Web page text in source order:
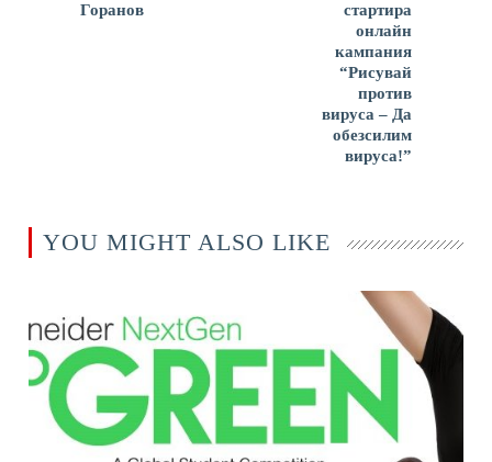
Горанов
стартира
онлайн
кампания
“Рисувай
против
вируса – Да
обезсилим
вируса!”
YOU MIGHT ALSO LIKE